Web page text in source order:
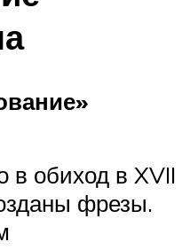
обиход в XVII
фрезы.